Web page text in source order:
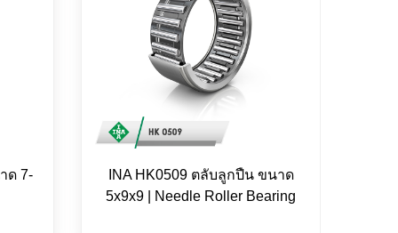
ด 7-
INA HK0509 ตลับลูกปืน ขนาด
5x9x9 | Needle Roller Bearing